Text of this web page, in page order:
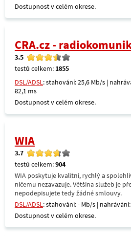
Dostupnost v celém okrese.
CRA.cz -
3.5
testů celkem: 1855
DSL/ADSL: stahování: 25,6 Mb/s |
82,1 ms
Dostupnost v celém okrese.
WIA
3.7
testů celkem:904
WIA poskytuje kvalitní, rychlý a
ničemu nezavazuje. Většina služeb je
nepodepisujete tedy žádné smlouvy.
DSL/ADSL: stahování: - Mb/s |
Dostupnost v celém okrese.